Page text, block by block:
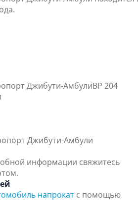
Джибути-АмбулиBP 204
Джибути-Амбули
информации свяжитесь
напрокат с помощью